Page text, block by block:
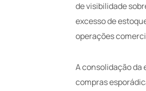
de visibilidade
excesso de
operações
A consolidação da
compras